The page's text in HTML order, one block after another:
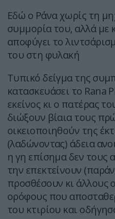
Εδώ ο Ράνα χωρίς τη
συμμορία του, αλλά με
αποφύγει το
του στη φυλακή
Τυπικό δείγμα της
κατασκευάσει το Rana
εκείνος κι ο πατέρας
διώξουν βίαια τους
οικειοποιηθούν της
(λαδώνοντας) άδεια
η γη επίσημα δεν τους
την επεκτείνουν
προσθέσουν κι άλλους
ορόφους που
του κτιρίου και